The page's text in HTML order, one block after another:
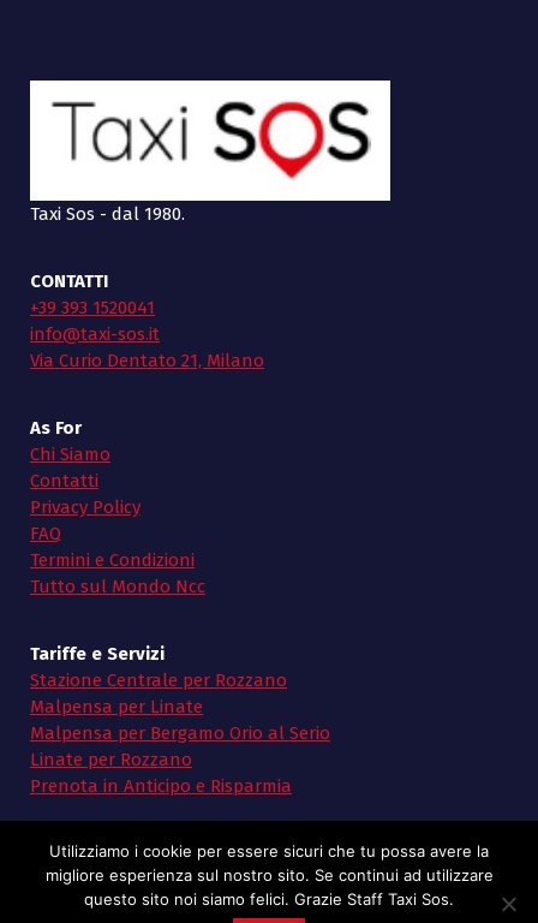
Taxi Sos - dal 1980.
CONTATTI
+39 393 1520041
info@taxi-sos.it
Via Curio Dentato 21, Milano
As For
Chi Siamo
Contatti
Privacy Policy
FAQ
Termini e Condizioni
Tutto sul Mondo Ncc
Tariffe e Servizi
Stazione Centrale per Rozzano
Malpensa per Linate
Malpensa per Bergamo Orio al Serio
Linate per Rozzano
Prenota in Anticipo e Risparmia
Utilizziamo i cookie per essere sicuri che tu possa avere la
migliore esperienza sul nostro sito. Se continui ad utilizzare
questo sito noi siamo felici. Grazie Staff Taxi Sos.